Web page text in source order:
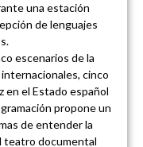
una estación
de lenguajes
escenarios de la
cinco
en el Estado español
propone un
de entender la
teatro documental